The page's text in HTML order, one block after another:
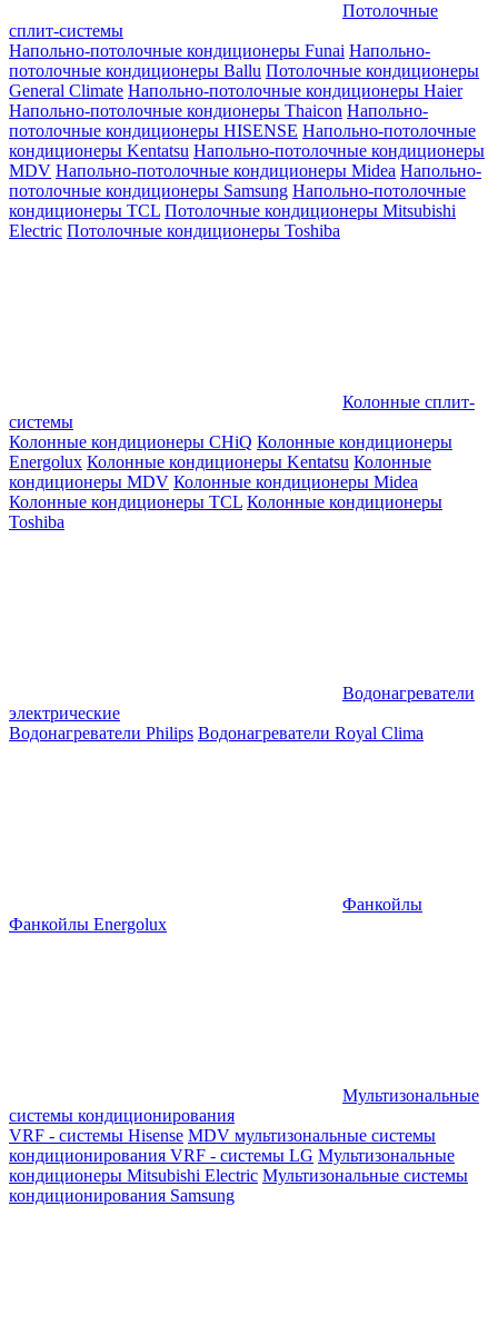
Потолочные
сплит-системы
Напольно-потолочные кондиционеры Funai Напольно-
потолочные кондиционеры Ballu Потолочные кондиционеры
General Climate Напольно-потолочные кондиционеры Haier
Напольно-потолочные кондионеры Thaicon Напольно-
потолочные кондиционеры HISENSE Напольно-потолочные
кондиционеры Kentatsu Напольно-потолочные кондиционеры
MDV Напольно-потолочные кондиционеры Midea Напольно-
потолочные кондиционеры Samsung Напольно-потолочные
кондиционеры TCL Потолочные кондиционеры Mitsubishi
Electric Потолочные кондиционеры Toshiba
Колонные сплит-
системы
Колонные кондиционеры CHiQ Колонные кондиционеры
Energolux Колонные кондиционеры Kentatsu Колонные
кондиционеры MDV Колонные кондиционеры Midea
Колонные кондиционеры TCL Колонные кондиционеры
Toshiba
Водонагреватели
электрические
Водонагреватели Philips Водонагреватели Royal Clima
Фанкойлы
Фанкойлы Energolux
Мультизональные
системы кондиционирования
VRF - системы Hisense MDV мультизональные системы
кондиционирования VRF - системы LG Мультизональные
кондиционеры Mitsubishi Electric Мультизональные системы
кондиционирования Samsung